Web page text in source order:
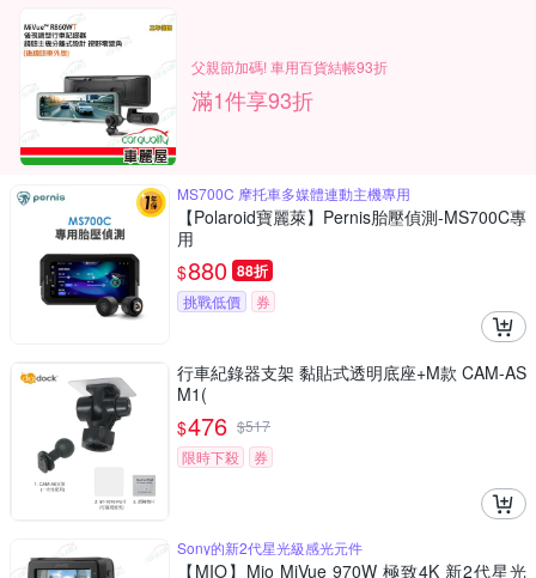
父親節加碼! 車用百貨結帳93折
滿1件享93折
MS700C 摩托車多媒體連動主機專用
【Polaroid寶麗萊】Pernis胎壓偵測-MS700C專
用
$880 88折
挑戰低價 券
行車紀錄器支架 黏貼式透明底座+M款 CAM-AS
M1(
$476 $517
限時下殺
券
Sony的新2代星光級感光元件
【MIO】Mio MiVue 970W 極致4K 新2代星光